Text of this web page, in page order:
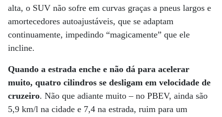
alta, o SUV não sofre em curvas graças a pneus largos e
amortecedores autoajustáveis, que se adaptam
continuamente, impedindo “magicamente” que ele
incline.
Quando a estrada enche e não dá para acelerar
muito, quatro cilindros se desligam em velocidade de
cruzeiro. Não que adiante muito – no PBEV, ainda são
5,9 km/l na cidade e 7,4 na estrada, ruim para um